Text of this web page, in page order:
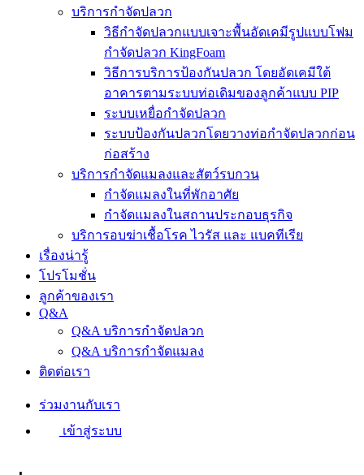
บริการกำจัดปลวก
วิธีกำจัดปลวกแบบเจาะพื้นอัดเคมีรูปแบบโฟม
กำจัดปลวก KingFoam
วิธีการบริการป้องกันปลวก โดยอัดเคมีใต้
อาคารตามระบบท่อเดิมของลูกค้าแบบ PIP
ระบบเหยื่อกำจัดปลวก
ระบบป้องกันปลวกโดยวางท่อกำจัดปลวกก่อน
ก่อสร้าง
บริการกำจัดแมลงและสัตว์รบกวน
กำจัดแมลงในที่พักอาศัย
กำจัดแมลงในสถานประกอบธุรกิจ
บริการอบฆ่าเชื้อโรค ไวรัส และ แบคทีเรีย
เรื่องน่ารู้
โปรโมชั่น
ลูกค้าของเรา
Q&A
Q&A บริการกำจัดปลวก
Q&A บริการกำจัดแมลง
ติดต่อเรา
ร่วมงานกับเรา
เข้าสู่ระบบ